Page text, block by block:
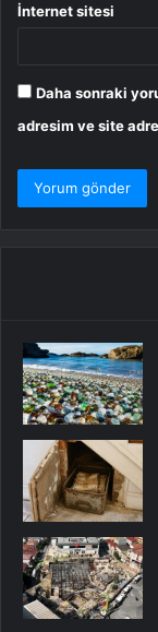
İnternet sitesi
Daha sonraki
adresim ve site